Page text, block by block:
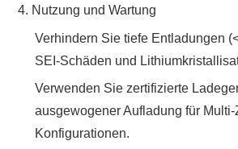
4. ‌ Nutzung und Wartung
Verhindern Sie tiefe Entladungen
SEI-Schäden und
Verwenden Sie zertifizierte
ausgewogener Aufladung für
Konfigurationen.